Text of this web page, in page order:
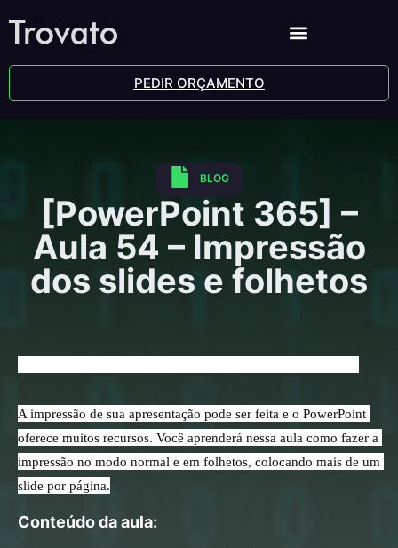
PEDIR ORÇAMENTO
BLOG
[PowerPoint 365] –
Aula 54 – Impressão
dos slides e folhetos
A impressão de sua apresentação pode ser feita e o PowerPoint
oferece muitos recursos. Você aprenderá nessa aula como fazer a
impressão no modo normal e em folhetos, colocando mais de um
slide por página.
Conteúdo da aula: